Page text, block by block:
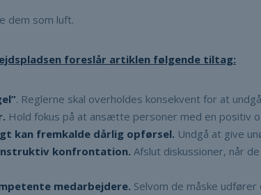
dem som luft.
foreslår artiklen følgende tiltag:
. Reglerne skal overholdes konsekvent for at
Hold fokus på at ansætte personer med en positiv
kan fremkalde dårlig opførsel. Undgå at give
konfrontation. Afslut diskussioner, når
medarbejdere. Selvom de måske